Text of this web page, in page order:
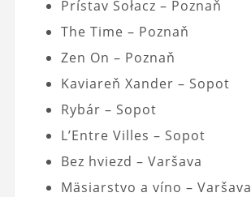
Prístav Sołacz – Poznaň
The Time – Poznaň
Zen On – Poznaň
Kaviareň Xander – Sopot
Rybár – Sopot
L’Entre Villes – Sopot
Bez hviezd – Varšava
Mäsiarstvo a víno – Varšava